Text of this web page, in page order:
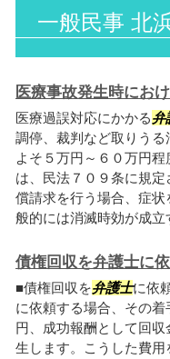
一般民事 北
医療事故発生時にお
医療過誤対応にかかる弁
調停、裁判など取りう
よそ５万円～６０万円
は、民法７０９条に規
償請求を行う場合、症
般的には消滅時効が成
債権回収を弁護士に
■債権回収を弁護士に依
に依頼する場合、その
円、成功報酬として回
生します。こうした費